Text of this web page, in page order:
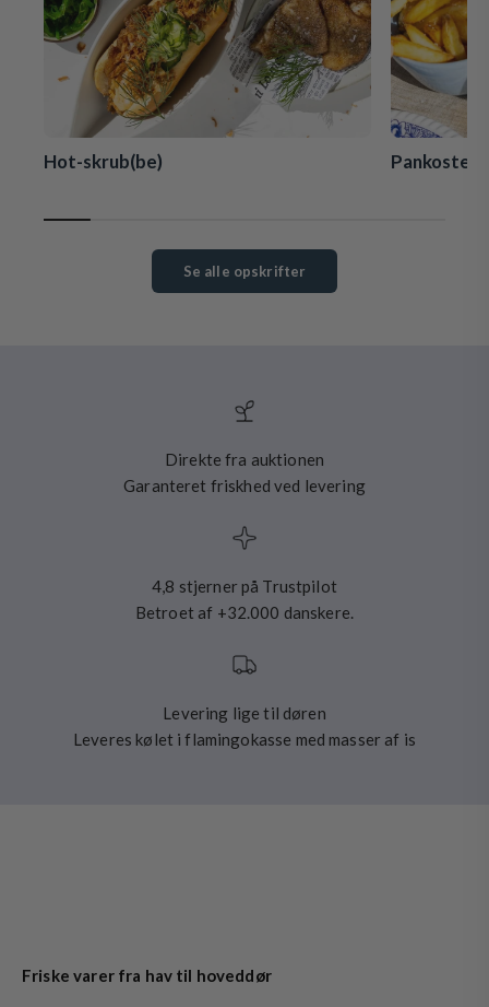
Hot-skrub(be)
Se alle opskrifter
Direkte fra auktionen
Garanteret friskhed ved levering
4,8 stjerner på Trustpilot
Betroet af +32.000 danskere.
Levering lige til døren
Leveres kølet i flamingokasse med masser af is
Friske varer fra hav til hoveddør